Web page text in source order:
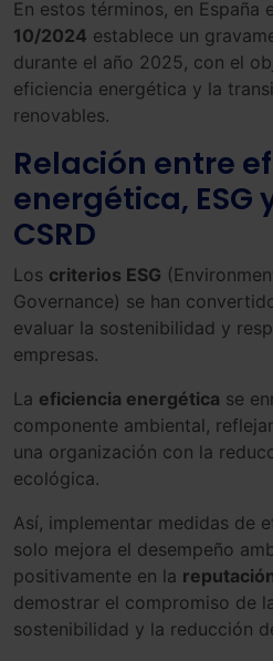
En estos términos, en España
10/2024 establece un
durante el año 2025, con el
eficiencia energética y la
renovables.
Relación entre
energética, ESG
CSRD
Los criterios ESG
Governance) se han
evaluar la sostenibilidad y
empresas.
La eficiencia energética se
componente ambiental,
una organización con la
ecológica.
Así, implementar medidas de
solo mejora el desempeño
positivamente en la
demostrar el compromiso de
sostenibilidad y la reducción